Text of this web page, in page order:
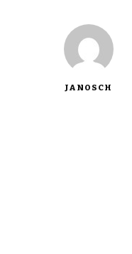
JANOSCH